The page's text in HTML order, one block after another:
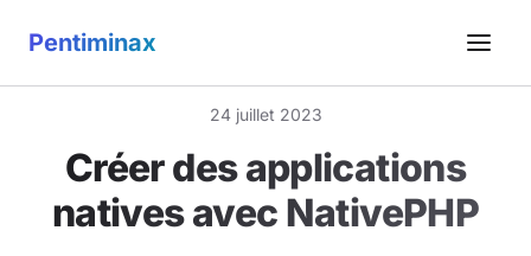
Pentiminax
24 juillet 2023
Créer des applications
natives avec NativePHP